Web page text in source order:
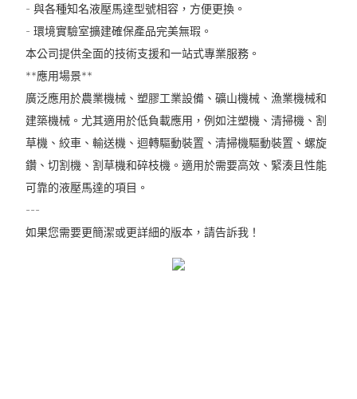
- 與各種知名液壓馬達型號相容，方便更換。
- 環境實驗室擴建確保產品完美無瑕。
本公司提供全面的技術支援和一站式專業服務。
**應用場景**
廣泛應用於農業機械、塑膠工業設備、礦山機械、漁業機械和
建築機械。尤其適用於低負載應用，例如注塑機、清掃機、割
草機、絞車、輸送機、迴轉驅動裝置、清掃機驅動裝置、螺旋
鑽、切割機、割草機和碎枝機。適用於需要高效、緊湊且性能
可靠的液壓馬達的項目。
---
如果您需要更簡潔或更詳細的版本，請告訴我！